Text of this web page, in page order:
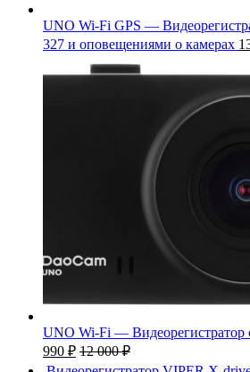
UNO Wi-Fi GPS —
327 и оповещениями о камерах
UNO Wi-Fi — Видеорегистратор
990 ₽ 12 000₽